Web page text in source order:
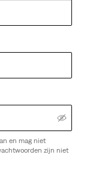
en mag niet
zijn niet